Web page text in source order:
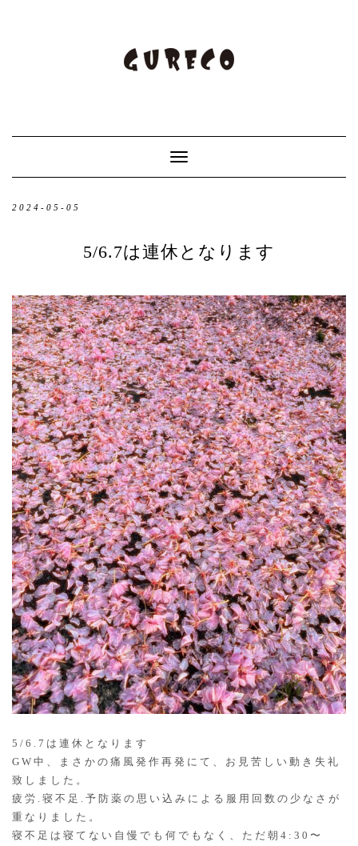
Toggle
Navigation
2024-05-05
5/6.7は連休となります
5/6.7は連休となります
GW中、まさかの痛風発作再発にて、お見苦しい動き失礼
致しました。
疲労.寝不足.予防薬の思い込みによる服用回数の少なさが
重なりました。
寝不足は寝てない自慢でも何でもなく、ただ朝4:30〜